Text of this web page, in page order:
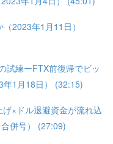
2023年1月11日）
試練ーFTX前復帰でビッ
年1月18日） (32:15)
×ドル退避資金が流れ込
併号） (27:09)